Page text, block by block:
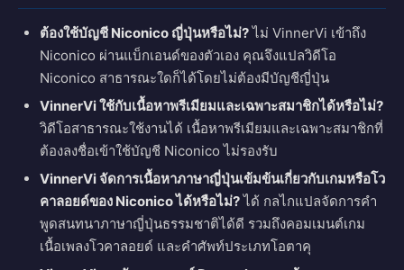
ต้องใช้บัญชี Niconico ญี่ปุ่นหรือไม่?ไม่ VinnerVi เข้าถึง
Niconico ผ่านแบ็กเอนด์ของตัวเอง คุณจึงแปลวิดีโอ
Niconico สาธารณะใดก็ได้โดยไม่ต้องมีบัญชีญี่ปุ่น
VinnerVi ใช้กับเนื้อหาพรีเมียมและเฉพาะสมาชิกได้หรือไม่?
วิดีโอสาธารณะใช้งานได้ เนื้อหาพรีเมียมและเฉพาะสมาชิกที่
ต้องลงชื่อเข้าใช้บัญชี Niconico ไม่รองรับ
VinnerVi จัดการเนื้อหาภาษาญี่ปุ่นเข้มข้นเกี่ยวกับเกมหรือโว
คาลอยด์ของ Niconico ได้หรือไม่?ได้ กลไกแปลจัดการคำ
พูดสนทนาภาษาญี่ปุ่นธรรมชาติได้ดี รวมถึงคอมเมนต์เกม
เนื้อเพลงโวคาลอยด์ และคำศัพท์ประเภทโอตาคุ